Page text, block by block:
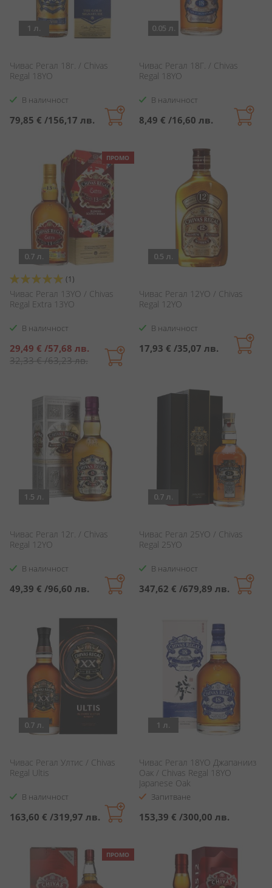
1 л.
Чивас Регал 18г. / Chivas
Regal 18YO
В наличност
79,85 € /156,17 лв.
0.05 л.
Чивас Регал 18Г. / Chivas
Regal 18YO
В наличност
8,49 € /16,60 лв.
ПРОМО
0.7 л.
Оценка:
100%
(1)
Чивас Регал 13YO / Chivas
Regal Extra 13YO
В наличност
Специална
цена
29,49 € /57,68 лв.
32,33 €/63,23 лв.
0.5 л.
Чивас Регал 12YO / Chivas
Regal 12YO
В наличност
17,93 € /35,07 лв.
1.5 л.
Чивас Регал 12г. / Chivas
Regal 12YO
В наличност
49,39 € /96,60 лв.
0.7 л.
Чивас Регал 25YO / Chivas
Regal 25YO
В наличност
347,62 € /679,89 лв.
0.7 л.
Чивас Регал Ултис / Chivas
Regal Ultis
В наличност
163,60 € /319,97 лв.
1 л.
Чивас Регал 18YO Джапанииз
Оак / Chivas Regal 18YO
Japanese Oak
Запитване
153,39 € /300,00 лв.
ПРОМО